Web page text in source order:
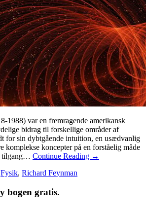
1988) var en fremragende amerikansk
bidrag til forskellige områder af
for sin dybtgående intuition, en usædvanlig
komplekse koncepter på en forståelig måde
tilgang… Continue Reading →
Fysik, Richard Feynman
bogen gratis.